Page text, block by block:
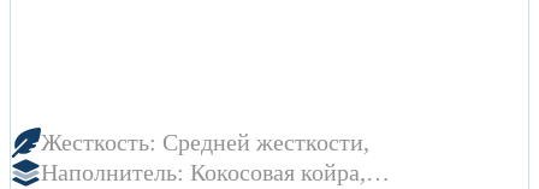
Жесткость: Средней жесткости
Наполнитель: Кокосовая койра